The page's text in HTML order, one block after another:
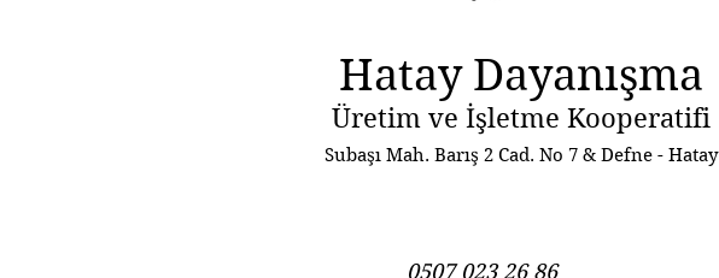
Hatay Dayanışma
Üretim ve İşletme Kooperatifi
Subaşı Mah. Barış 2 Cad. No 7 & Defne - Hatay
0507 023 26 86